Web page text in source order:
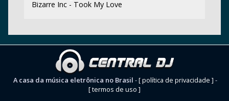
Bizarre Inc - Took My Love
A casa da música eletrônica no Brasil -[ política de privacidade ] -
[ termos de uso ]